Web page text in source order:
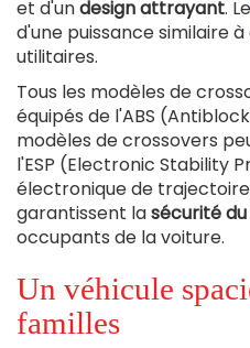
et d'undesign attrayant. Le
d'une puissance similaire
utilitaires.
Tous les modèles de
équipés de l'ABS
modèles de crossovers
l'ESP (Electronic Stability
électronique de
garantissent lasécurité
occupants de la voiture.
Un véhicule
familles